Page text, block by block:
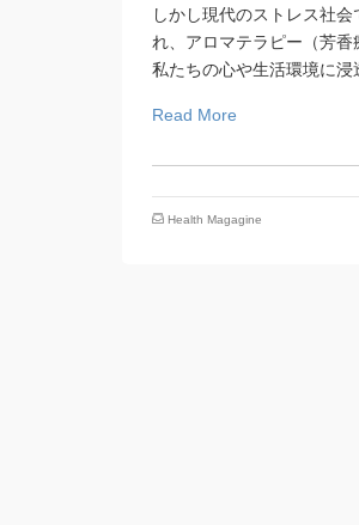
しかし現代のストレス社
れ、アロマテラピー（芳
私たちの心や生活環境に浸
Read More
Health Magagine